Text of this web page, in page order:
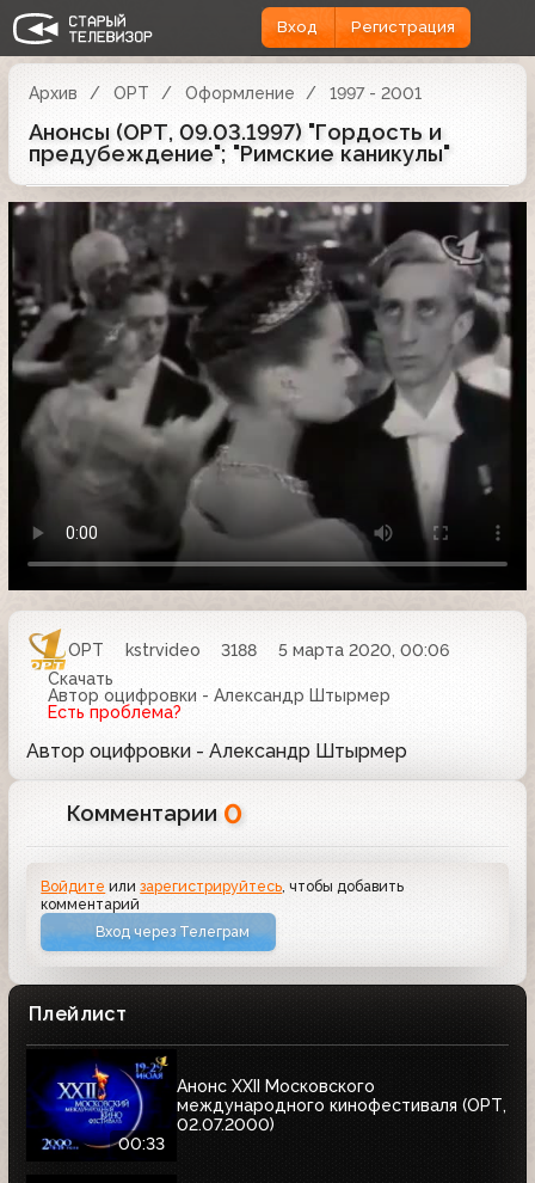
Вход Регистрация
Архив ОРТ Оформление 1997 - 2001
Анонсы (ОРТ, 09.03.1997) "Гордость и
предубеждение"; "Римские каникулы"
ОРТ kstrvideo 3188
5 марта 2020, 00:06
Скачать
Автор оцифровки - Александр Штырмер
Есть проблема?
Автор оцифровки - Александр Штырмер
Комментарии 0
Войдите илизарегистрируйтесь, чтобы добавить
комментарий
Вход через Телеграм
Плейлист
00:33
Анонс XXII Московского
международного кинофестиваля (ОРТ,
02.07.2000)